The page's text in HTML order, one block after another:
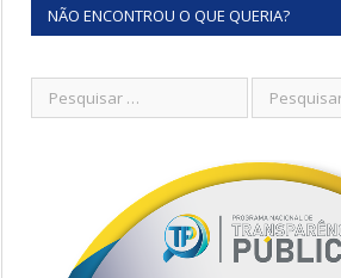
NÃO ENCONTROU O QUE QUERIA?